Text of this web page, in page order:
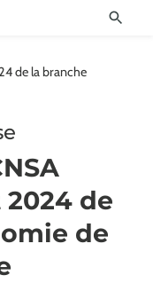
de la branche
de
de